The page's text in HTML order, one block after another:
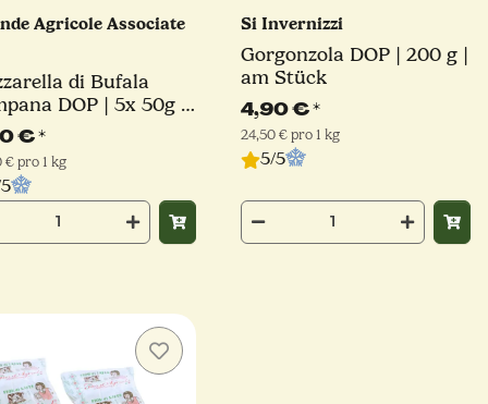
Agricole Associate
di Bufala
DOP | 5x 50g |
Agricole
€*
€ pro 1 kg
Si Invernizzi
Gorgonzola DOP | 200 g |
am Stück
4,90 €*
24,50 € pro 1 kg
5/5